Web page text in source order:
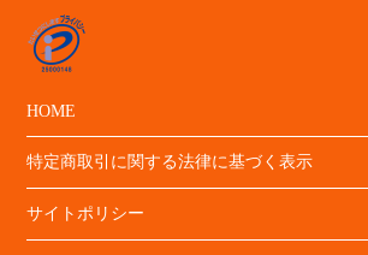
HOME
特定商取引に関する法律に基づく表示
サイトポリシー